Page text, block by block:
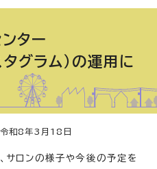
ター
グラム）の運用に
和8年3月18日
サロンの様子や今後の予定を